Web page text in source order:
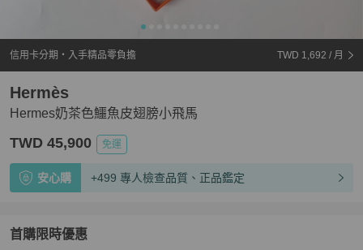
信用卡分期・入手精品零負擔 TWD 1,692 / 月
Hermes奶茶色鱷魚皮翅膀小飛馬
Hermès
TWD 45,900 免運
安心購 +499 專人檢查品質、正品鑑定
首購限時優惠